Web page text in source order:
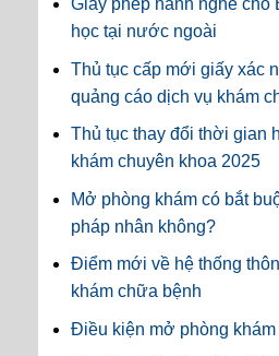
Giấy phép hành nghề cho
học tại nước ngoài
Thủ tục cấp mới giấy xác
quảng cáo dịch vụ khám
Thủ tục thay đổi thời gian
khám chuyên khoa 2025
Mở phòng khám có bắt
pháp nhân không?
Điểm mới về hệ thống
khám chữa bệnh
Điều kiện mở phòng khám